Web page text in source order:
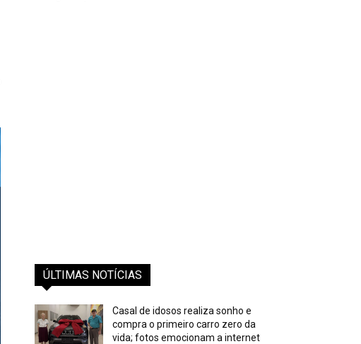
ÚLTIMAS NOTÍCIAS
Casal de idosos realiza sonho e
compra o primeiro carro zero da
vida; fotos emocionam a internet